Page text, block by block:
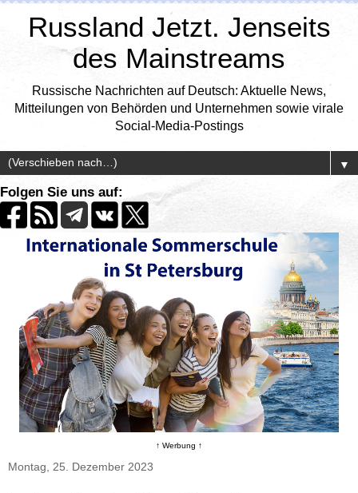
Russland Jetzt. Jenseits
des Mainstreams
Russische Nachrichten auf Deutsch: Aktuelle News,
Mitteilungen von Behörden und Unternehmen sowie virale
Social-Media-Postings
▼
Folgen Sie uns auf:
↑ Werbung ↑
Montag, 25. Dezember 2023